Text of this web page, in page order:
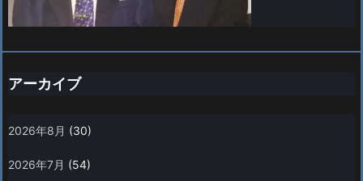
アーカイブ
2026年8月 (30)
2026年7月 (54)